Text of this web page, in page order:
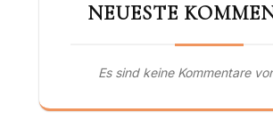
NEUESTE
Es sind keine Kommentare